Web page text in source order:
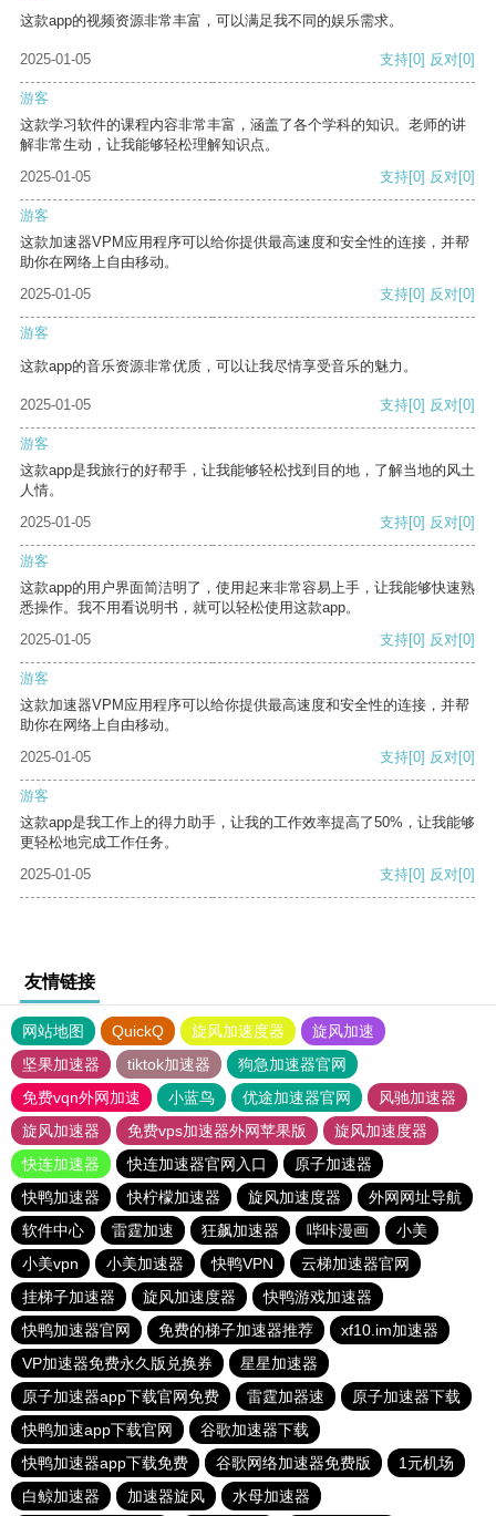
这款app的视频资源非常丰富，可以满足我不同的娱乐需求。
2025-01-05 支持[0] 反对[0]
游客
这款学习软件的课程内容非常丰富，涵盖了各个学科的知识。老师的讲
解非常生动，让我能够轻松理解知识点。
2025-01-05
支持[0] 反对[0]
游客
这款加速器VPM应用程序可以给你提供最高速度和安全性的连接，并帮
助你在网络上自由移动。
2025-01-05
支持[0] 反对[0]
游客
这款app的音乐资源非常优质，可以让我尽情享受音乐的魅力。
2025-01-05 支持[0] 反对[0]
游客
这款app是我旅行的好帮手，让我能够轻松找到目的地，了解当地的风土
人情。
2025-01-05
支持[0] 反对[0]
游客
这款app的用户界面简洁明了，使用起来非常容易上手，让我能够快速熟
悉操作。我不用看说明书，就可以轻松使用这款app。
2025-01-05
支持[0] 反对[0]
游客
这款加速器VPM应用程序可以给你提供最高速度和安全性的连接，并帮
助你在网络上自由移动。
2025-01-05
支持[0] 反对[0]
游客
这款app是我工作上的得力助手，让我的工作效率提高了50%，让我能够
更轻松地完成工作任务。
2025-01-05
支持[0] 反对[0]
友情链接
网站地图 QuickQ 旋风加速度器
旋风加速
坚果加速器
tiktok加速器
狗急加速器官网
免费vqn外网加速
小蓝鸟 优途加速器官网
风驰加速器
旋风加速器
免费vps加速器外网苹果版
旋风加速度器
快连加速器
快连加速器官网入口
原子加速器
快鸭加速器
快柠檬加速器 旋风加速度器
外网网址导航
软件中心
雷霆加速 狂飙加速器 哔咔漫画
小美
小美vpn
小美加速器 快鸭VPN
云梯加速器官网
挂梯子加速器
旋风加速度器
快鸭游戏加速器
快鸭加速器官网
免费的梯子加速器推荐
xf10.im加速器
VP加速器免费永久版兑换券
星星加速器
原子加速器app下载官网免费
雷霆加器速
原子加速器下载
快鸭加速app下载官网
谷歌加速器下载
快鸭加速器app下载免费
谷歌网络加速器免费版
1元机场
白鲸加速器
加速器旋风 水母加速器